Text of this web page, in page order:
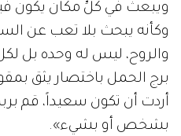
ويبعث في كلِّ مكان يكون فيه
وكأنه يبحث بلا تعب عن
والروح، ليس له وحده بل
برج الحمل باختصار يثق
أردت أن تكون سعيداً، قم
بشخص أو بشيء».